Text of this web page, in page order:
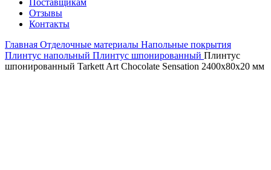
Поставщикам
Отзывы
Контакты
Главная Отделочные материалы Напольные покрытия
Плинтус напольный Плинтус шпонированный Плинтус
шпонированный Tarkett Art Chocolate Sensation 2400х80х20 мм